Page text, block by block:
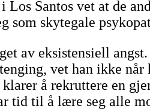
Los Santos vet at de
som skytegale
av eksistensiell
vet han ikke
å rekruttere en
tid til å lære seg alle